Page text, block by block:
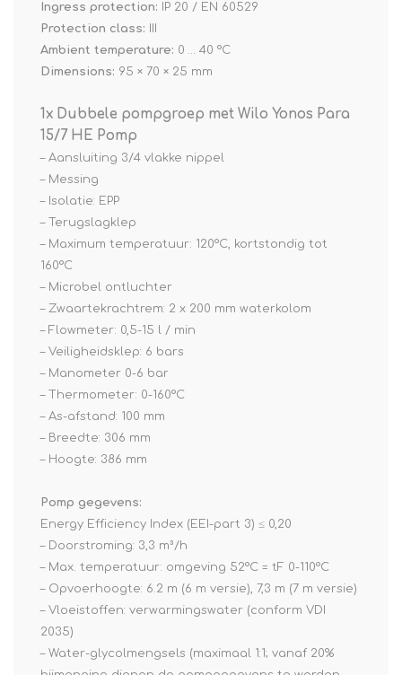
Ingress protection:
IP 20 / EN 60529
Protection class:
Ambient temperature: 0 … 40 °C
Dimensions: 95 × 70 × 25 mm
1x Dubbele pompgroep met Wilo Yonos Para
15/7 HE Pomp
– Aansluiting 3/4 vlakke nippel
– Messing
– Isolatie: EPP
– Terugslagklep
– Maximum temperatuur: 120°C, kortstondig tot
160°C
– Microbel ontluchter
– Zwaartekrachtrem: 2 x 200 mm waterkolom
– Flowmeter: 0,5-15 l / min
– Veiligheidsklep: 6 bars
– Manometer 0-6 bar
– Thermometer: 0-160°C
– As-afstand: 100 mm
– Breedte: 306 mm
– Hoogte: 386 mm
Pomp gegevens:
Energy Efficiency Index (EEI-part 3) ≤ 0,20
– Doorstroming: 3,3 m³/h
– Max. temperatuur: omgeving 52°C = tF 0-110°C
– Opvoerhoogte: 6.2 m (6 m versie), 7,3 m (7 m versie)
– Vloeistoffen: verwarmingswater (conform VDI
2035)
– Water-glycolmengsels (maximaal 1:1; vanaf 20%